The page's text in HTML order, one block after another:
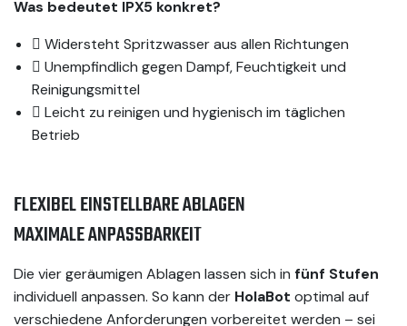
Was bedeutet IPX5 konkret?
Widersteht Spritzwasser aus allen Richtungen
Unempfindlich gegen Dampf, Feuchtigkeit und
Reinigungsmittel
Leicht zu reinigen und hygienisch im täglichen
Betrieb
FLEXIBEL EINSTELLBARE ABLAGEN
MAXIMALE ANPASSBARKEIT
Die vier geräumigen Ablagen lassen sich in fünf Stufen
individuell anpassen. So kann der HolaBot optimal auf
verschiedene Anforderungen vorbereitet werden – sei